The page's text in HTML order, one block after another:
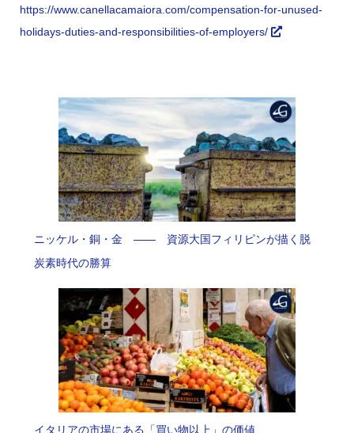
https://www.canellacamaiora.com/compensation-for-unused-
holidays-duties-and-responsibilities-of-employers/
ニッケル・銅・金 —— 資源大国フィリピンが描く脱
炭素時代の勝算
イタリアの市場にある「買い物以上」の価値